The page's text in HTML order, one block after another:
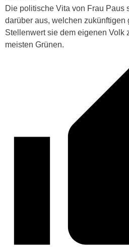
Die politische Vita von Frau Paus
darüber aus, welchen zukünftigen
Stellenwert sie dem eigenen Volk
meisten Grünen.